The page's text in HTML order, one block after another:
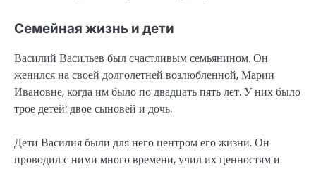
Семейная жизнь и дети
Василий Васильев был счастливым семьянином. Он
женился на своей долголетней возлюбленной, Марии
Ивановне, когда им было по двадцать пять лет. У них было
трое детей: двое сыновей и дочь.
Дети Василия были для него центром его жизни. Он
проводил с ними много времени, учил их ценностям и